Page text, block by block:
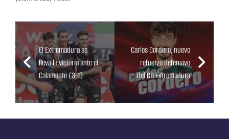
El Extremadura se
lleva la victoria ante el
Calamonte (3-1)
Carlos Cordero, nuevo
refuerzo defensivo
del CD Extremadura